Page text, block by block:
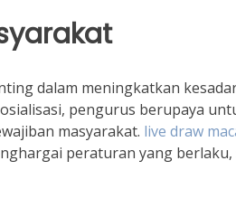
dalam meningkatkan
pengurus berupaya
masyarakat. live draw
peraturan yang